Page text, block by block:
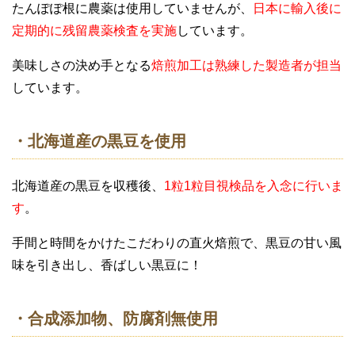
たんぽぽ根に農薬は使用していませんが、
日本に輸入後に
定期的に残留農薬検査を実施しています。
美味しさの決め手となる焙煎加工は熟練した製造者が担当
しています。
・北海道産の黒豆を使用
北海道産の黒豆を収穫後、 1粒1粒目視検品を入念に行いま
す。
手間と時間をかけたこだわりの直火焙煎で、黒豆の甘い風
味を引き出し、香ばしい黒豆に！
・合成添加物、防腐剤無使用